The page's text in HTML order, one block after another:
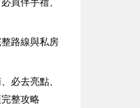
路線與私房
必去亮點、
整攻略